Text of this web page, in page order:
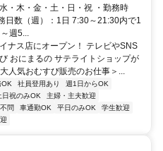
・木・金・土・日・祝 ・勤務時
日数（週）：1日 7:30～21:30内で1
週5...
ナス店にオープン！ テレビやSNS
おにまるの サテライトショップが
人気おむすび販売のお仕事＞...
OK 社員登用あり
週1日からOK
日祝のみOK
主婦・主夫歓迎
問 車通勤OK 平日のみOK
学生歓迎